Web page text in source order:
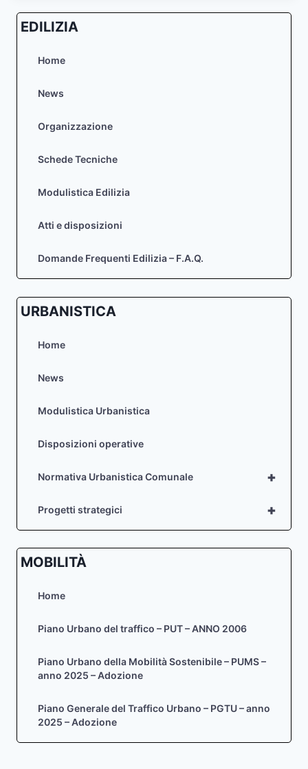
EDILIZIA
Home
News
Organizzazione
Schede Tecniche
Modulistica Edilizia
Atti e disposizioni
Domande Frequenti Edilizia – F.A.Q.
URBANISTICA
Home
News
Modulistica Urbanistica
Disposizioni operative
+
Normativa Urbanistica Comunale
+
Progetti strategici
MOBILITÀ
Home
Piano Urbano del traffico – PUT – ANNO 2006
Piano Urbano della Mobilità Sostenibile – PUMS –
anno 2025 – Adozione
Piano Generale del Traffico Urbano – PGTU – anno
2025 – Adozione